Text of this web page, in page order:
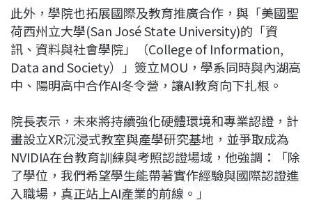
此外，學院也拓展國際及教育推廣合作，與「美國聖
荷西州立大學(San José State University)的「資
訊、資料與社會學院」（College of Information,
Data and Society）」簽立MOU，學系同時與內湖高
中、陽明高中合作AI冬令營，讓AI教育向下扎根。
院長表示，未來將持續強化硬體環境和專業認證，計
畫設立XR沉浸式教室與產學研究基地，並爭取成為
NVIDIA在台教育訓練與考照認證場域，他強調：「除
了學位，我們希望學生能帶著實作經驗與國際認證進
入職場，真正站上AI產業的前線。」